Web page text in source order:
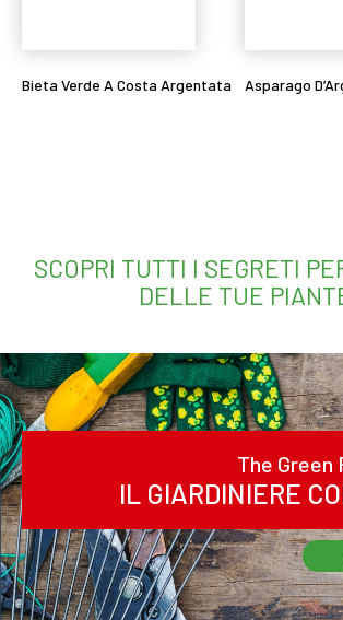
Bieta Verde A Costa Argentata Asparago
SCOPRI TUTTI I SEGRETI
DELLE TUE
The Green
IL GIARDINIERE